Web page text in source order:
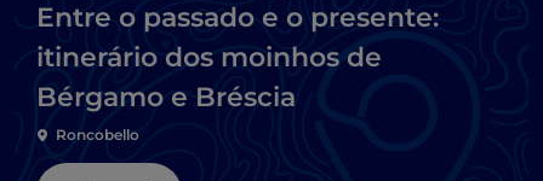
Entre o passado e o presente:
itinerário dos moinhos de
Bérgamo e Bréscia
Roncobello